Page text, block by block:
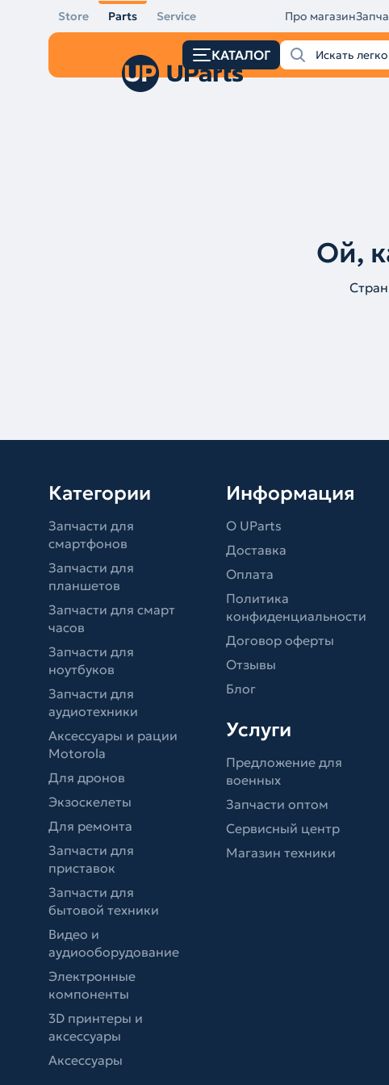
Store Parts Service Про магазин
КАТАЛОГ
Ой,
Категории
Запчасти для
смартфонов
Запчасти для
планшетов
Запчасти для смарт
часов
Запчасти для
ноутбуков
Запчасти для
аудиотехники
Аксессуары и рации
Motorola
Для дронов
Экзоскелеты
Для ремонта
Запчасти для
приставок
Запчасти для
бытовой техники
Видео и
аудиооборудование
Электронные
компоненты
3D принтеры и
аксессуары
Аксессуары
Информация
О UParts
Доставка
Оплата
Политика
конфиденциальности
Договор оферты
Отзывы
Блог
Услуги
Предложение для
военных
Запчасти оптом
Сервисный центр
Магазин техники